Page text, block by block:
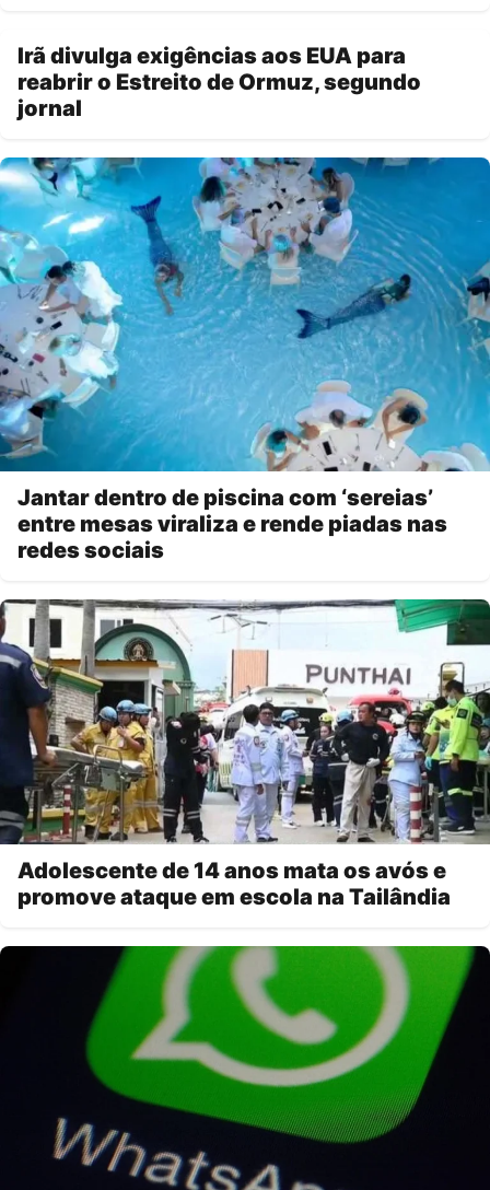
Irã divulga exigências aos EUA para
reabrir o Estreito de Ormuz, segundo
jornal
Jantar dentro de piscina com ‘sereias’
entre mesas viraliza e rende piadas nas
redes sociais
Adolescente de 14 anos mata os avós e
promove ataque em escola na Tailândia